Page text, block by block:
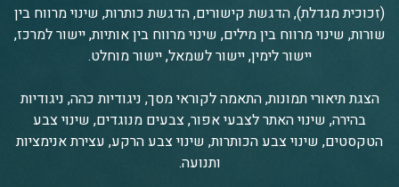
(זכוכית מגדלת), הדגשת קישורים, הדגשת כותרות, שינוי מרווח בין
שורות, שינוי מרווח בין מילים, שינוי מרווח בין אותיות, יישור למרכז,
יישור לימין, יישור לשמאל, יישור מוחלט.
הצגת תיאורי תמונות, התאמה לקוראי מסך, ניגודיות כהה, ניגודיות
בהירה, שינוי האתר לצבעי אפור, צבעים מנוגדים, שינוי צבע
הטקסטים, שינוי צבע הכותרות, שינוי צבע הרקע, עצירת אנימציות
ותנועה.